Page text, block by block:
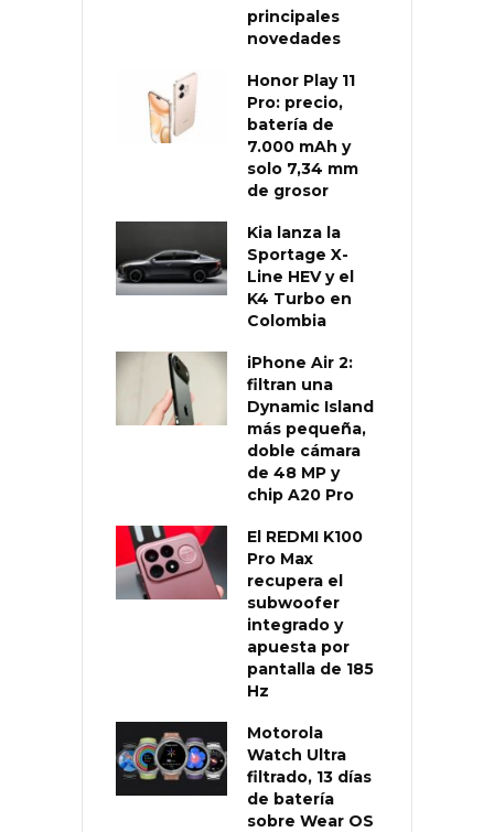
principales
novedades
Honor Play 11
Pro: precio,
batería de
7.000 mAh y
solo 7,34 mm
de grosor
Kia lanza la
Sportage X-
Line HEV y el
K4 Turbo en
Colombia
iPhone Air 2:
filtran una
Dynamic Island
más pequeña,
doble cámara
de 48 MP y
chip A20 Pro
El REDMI K100
Pro Max
recupera el
subwoofer
integrado y
apuesta por
pantalla de 185
Hz
Motorola
Watch Ultra
filtrado, 13 días
de batería
sobre Wear OS